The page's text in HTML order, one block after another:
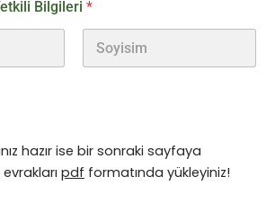
Bilgileri *
hazır ise bir sonraki sayfaya
pdf formatında yükleyiniz!